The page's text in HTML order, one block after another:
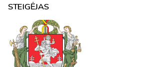
STEIGĖJAS